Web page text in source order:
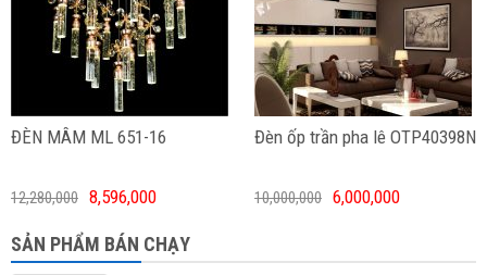
ĐÈN MÂM ML 651-16
12,280,000 8,596,000
Đèn ốp trần pha lê OTP40398N
10,000,000 6,000,000
SẢN PHẨM BÁN CHẠY